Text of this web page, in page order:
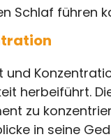
Schlaf führen
herbeiführt.
zu
in seine